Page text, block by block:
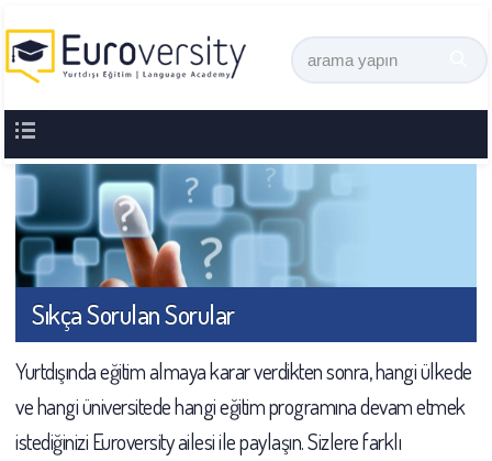
Sıkça Sorulan Sorular
Yurtdışında eğitim almaya karar verdikten sonra, hangi ülkede
ve hangi üniversitede hangi eğitim programına devam etmek
istediğinizi Euroversity ailesi ile paylaşın. Sizlere farklı